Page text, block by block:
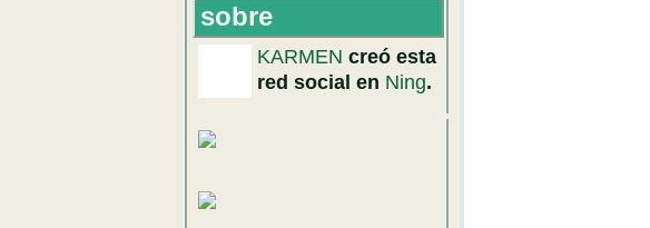
sobre
KARMEN creó esta
red social en Ning.